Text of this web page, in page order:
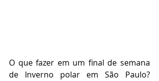
O que fazer em um final de semana
de Inverno polar em São Paulo?